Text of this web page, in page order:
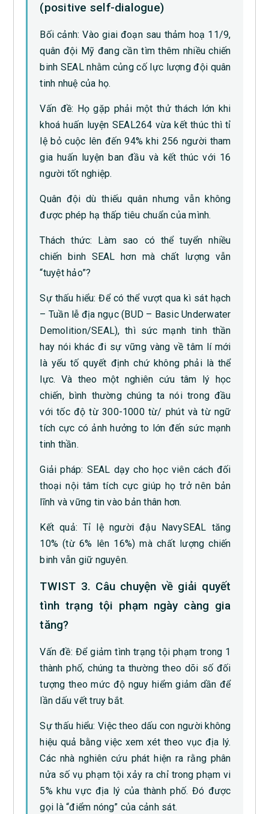
(positive self-dialogue)
Bối cảnh: Vào giai đoạn sau thảm hoạ 11/9,
quân đội Mỹ đang cần tìm thêm nhiều chiến
binh SEAL nhằm củng cố lực lượng đội quân
tinh nhuệ của họ.
Vấn đề: Họ gặp phải một thử thách lớn khi
khoá huấn luyện SEAL264 vừa kết thúc thì tỉ
lệ bỏ cuộc lên đến 94% khi 256 người tham
gia huấn luyện ban đầu và kết thúc với 16
người tốt nghiệp.
Quân đội dù thiếu quân nhưng vẫn không
được phép hạ thấp tiêu chuẩn của mình.
Thách thức: Làm sao có thể tuyển nhiều
chiến binh SEAL hơn mà chất lượng vẫn
“tuyệt hảo”?
Sự thấu hiểu: Để có thể vượt qua kì sát hạch
– Tuần lễ địa ngục (BUD – Basic Underwater
Demolition/SEAL), thì sức mạnh tinh thần
hay nói khác đi sự vững vàng về tâm lí mới
là yếu tố quyết định chứ không phải là thể
lực. Và theo một nghiên cứu tâm lý học
chiến, bình thường chúng ta nói trong đầu
với tốc độ từ 300-1000 từ/ phút và từ ngữ
tích cực có ảnh hưởng to lớn đến sức mạnh
tinh thần.
Giải pháp: SEAL dạy cho học viên cách đối
thoại nội tâm tích cực giúp họ trở nên bản
lĩnh và vững tin vào bản thân hơn.
Kết quả: Tỉ lệ người đậu NavySEAL tăng
10% (từ 6% lên 16%) mà chất lượng chiến
binh vẫn giữ nguyên.
TWIST 3. Câu chuyện về giải quyết
tình trạng tội phạm ngày càng gia
tăng?
Vấn đề: Để giảm tình trạng tội phạm trong 1
thành phố, chúng ta thường theo dõi số đối
tượng theo mức độ nguy hiểm giảm dần để
lần dấu vết truy bắt.
Sự thấu hiểu: Việc theo dấu con người không
hiệu quả bằng việc xem xét theo vục địa lý.
Các nhà nghiên cứu phát hiện ra rằng phân
nửa số vụ phạm tội xảy ra chỉ trong phạm vi
5% khu vực địa lý của thành phố. Đó được
gọi là “điểm nóng” của cảnh sát.